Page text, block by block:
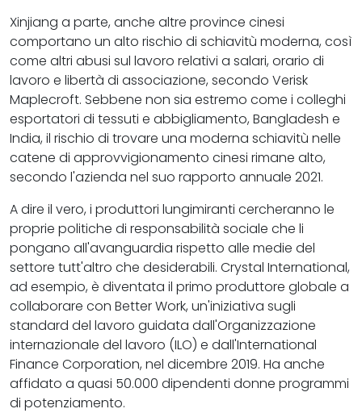
Xinjiang a parte, anche altre province cinesi
comportano un alto rischio di schiavitù moderna, così
come altri abusi sul lavoro relativi a salari, orario di
lavoro e libertà di associazione, secondo Verisk
Maplecroft. Sebbene non sia estremo come i colleghi
esportatori di tessuti e abbigliamento, Bangladesh e
India, il rischio di trovare una moderna schiavitù nelle
catene di approvvigionamento cinesi rimane alto,
secondo l'azienda nel suo rapporto annuale 2021.
A dire il vero, i produttori lungimiranti cercheranno le
proprie politiche di responsabilità sociale che li
pongano all'avanguardia rispetto alle medie del
settore tutt'altro che desiderabili. Crystal International,
ad esempio, è diventata il primo produttore globale a
collaborare con Better Work, un'iniziativa sugli
standard del lavoro guidata dall'Organizzazione
internazionale del lavoro (ILO) e dall'International
Finance Corporation, nel dicembre 2019. Ha anche
affidato a quasi 50.000 dipendenti donne programmi
di potenziamento.